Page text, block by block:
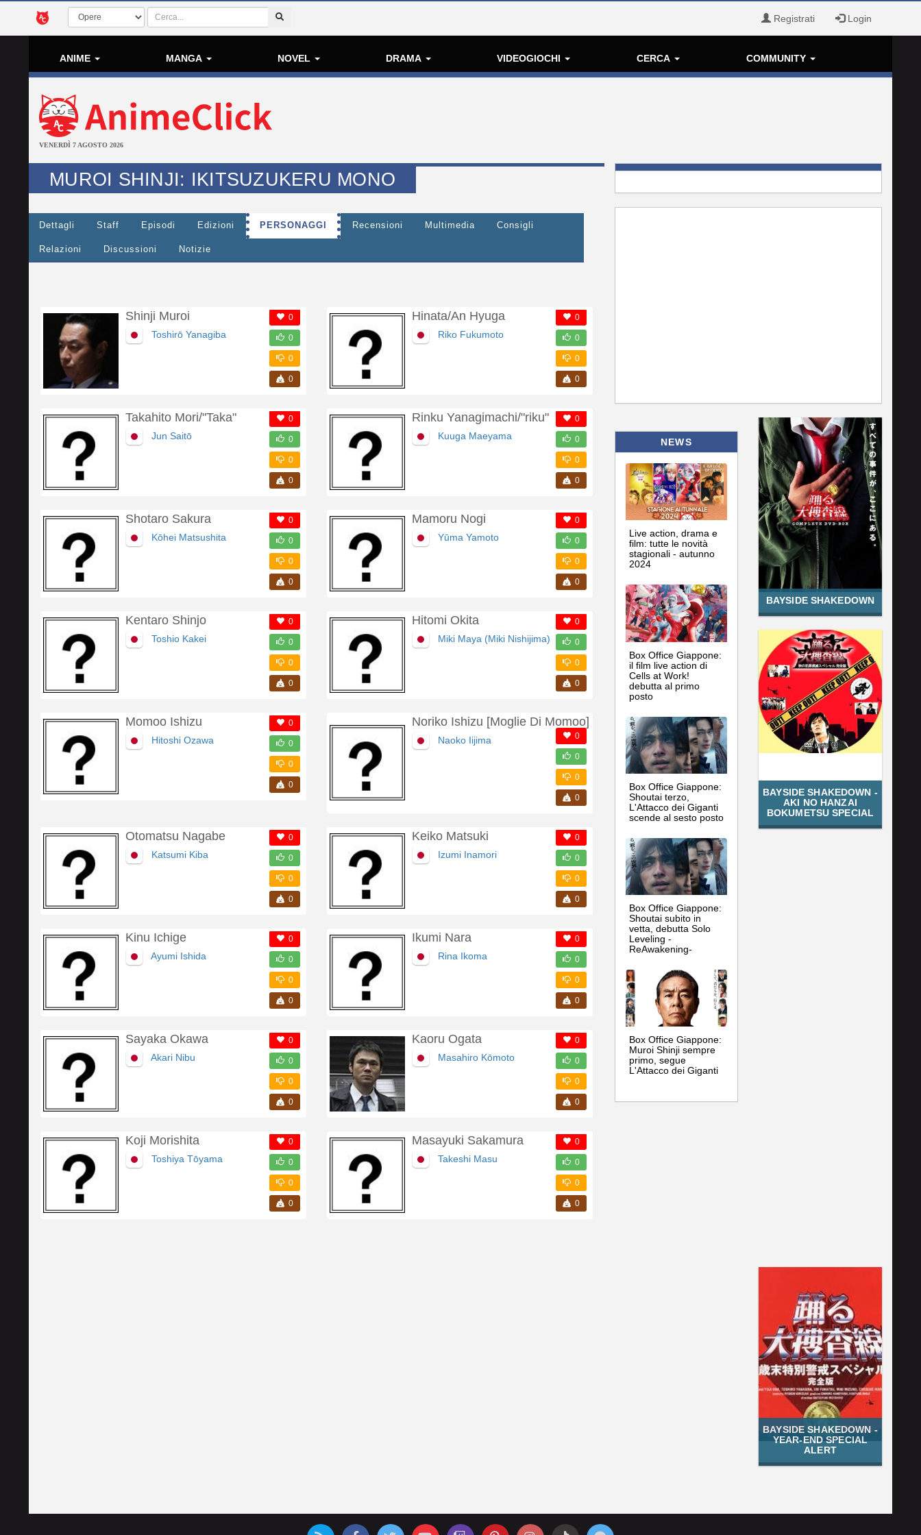
Registrati Login
ANIME MANGA NOVEL DRAMA VIDEOGIOCHI CERCA COMMUNITY
VENERDÌ 7 AGOSTO 2026
MUROI SHINJI: IKITSUZUKERU MONO
Dettagli Staff Episodi Edizioni PERSONAGGI Recensioni Multimedia Consigli
Relazioni Discussioni Notizie
Shinji Muroi 0
0
0
0
Toshirō Yanagiba
Hinata/An Hyuga 0
0
0
0
Riko Fukumoto
Takahito Mori/"Taka" 0
0
0
0
Jun Saitō
Rinku Yanagimachi/"riku" 0
0
0
0
Kuuga Maeyama
Shotaro Sakura 0
0
0
0
Kōhei Matsushita
Mamoru Nogi 0
0
0
0
Yūma Yamoto
Kentaro Shinjo 0
0
0
0
Toshio Kakei
Hitomi Okita 0
0
0
0
Miki Maya (Miki Nishijima)
Momoo Ishizu 0
0
0
0
Hitoshi Ozawa
Noriko Ishizu [Moglie Di Momoo]
0
0
0
0
Naoko Iijima
Otomatsu Nagabe 0
0
0
0
Katsumi Kiba
Keiko Matsuki 0
0
0
0
Izumi Inamori
Kinu Ichige 0
0
0
0
Ayumi Ishida
Ikumi Nara 0
0
0
0
Rina Ikoma
Sayaka Okawa 0
0
0
0
Akari Nibu
Kaoru Ogata 0
0
0
0
Masahiro Kōmoto
Koji Morishita 0
0
0
0
Toshiya Tōyama
Masayuki Sakamura 0
0
0
0
Takeshi Masu
NEWS
Live action, drama e
film: tutte le novità
stagionali - autunno
2024
Box Office Giappone:
il film live action di
Cells at Work!
debutta al primo
posto
Box Office Giappone:
Shoutai terzo,
L'Attacco dei Giganti
scende al sesto posto
Box Office Giappone:
Shoutai subito in
vetta, debutta Solo
Leveling -
ReAwakening-
Box Office Giappone:
Muroi Shinji sempre
primo, segue
L'Attacco dei Giganti
BAYSIDE SHAKEDOWN
BAYSIDE SHAKEDOWN -
AKI NO HANZAI
BOKUMETSU SPECIAL
BAYSIDE SHAKEDOWN -
YEAR-END SPECIAL
ALERT